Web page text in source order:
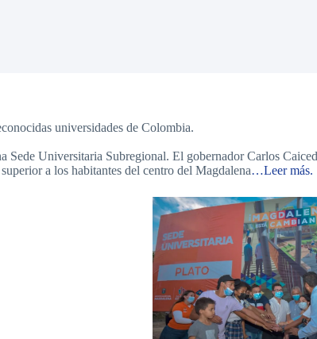
universidades de Colombia.
Universitaria Subregional. El gobernador Carlos
a los habitantes del centro del Magdalena…Leer más.